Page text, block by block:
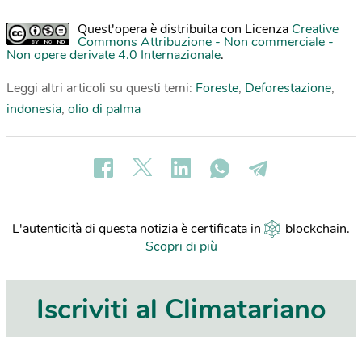
Quest'opera è distribuita con Licenza Creative
Commons Attribuzione - Non commerciale -
Non opere derivate 4.0 Internazionale.
Leggi altri articoli su questi temi: Foreste, Deforestazione,
indonesia, olio di palma
L'autenticità di questa notizia è certificata in blockchain.
Scopri di più
Iscriviti al Climatariano